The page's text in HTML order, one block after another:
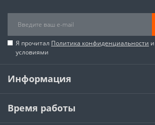
Я прочитал Политика конфиденциальности
условиями
Информация
Время работы